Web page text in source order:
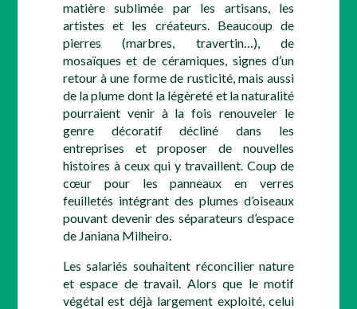
matière sublimée par les artisans, les
artistes et les créateurs. Beaucoup de
pierres (marbres, travertin…), de
mosaïques et de céramiques, signes d’un
retour à une forme de rusticité, mais aussi
de la plume dont la légèreté et la naturalité
pourraient venir à la fois renouveler le
genre décoratif décliné dans les
entreprises et proposer de nouvelles
histoires à ceux qui y travaillent. Coup de
cœur pour les panneaux en verres
feuilletés intégrant des plumes d’oiseaux
pouvant devenir des séparateurs d’espace
de Janiana Milheiro.
Les salariés souhaitent réconcilier nature
et espace de travail. Alors que le motif
végétal est déjà largement exploité, celui